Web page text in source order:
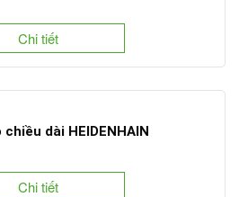
Chi tiết
dài HEIDENHAIN
Chi tiết